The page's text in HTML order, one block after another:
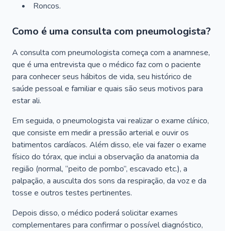
Roncos.
Como é uma consulta com pneumologista?
A consulta com pneumologista começa com a anamnese,
que é uma entrevista que o médico faz com o paciente
para conhecer seus hábitos de vida, seu histórico de
saúde pessoal e familiar e quais são seus motivos para
estar ali.
Em seguida, o pneumologista vai realizar o exame clínico,
que consiste em medir a pressão arterial e ouvir os
batimentos cardíacos. Além disso, ele vai fazer o exame
físico do tórax, que inclui a observação da anatomia da
região (normal, “peito de pombo”, escavado etc.), a
palpação, a ausculta dos sons da respiração, da voz e da
tosse e outros testes pertinentes.
Depois disso, o médico poderá solicitar exames
complementares para confirmar o possível diagnóstico,